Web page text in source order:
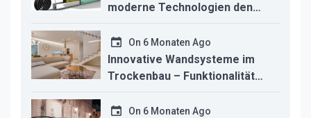
moderne Technologien den
Innenausbau revolutionieren
On 6 Monaten Ago
Innovative Wandsysteme im
Trockenbau – Funktionalität
trifft modernes Design
On 6 Monaten Ago